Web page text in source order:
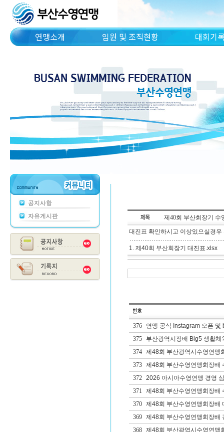
연맹소개 임원 및 조직현황 대회기
공지사항
자유게시판
제40회 부산회장기 수
대진표 확인하시고 이상있으실경
1. 제40회 부산회장기 대진표.xlsx
376
연맹 공식 Instagram 오픈 및
375
부산광역시장배 Big5 생활체
374
제48회 부산광역시수영연맹
373
제48회 부산수영연맹회장배
372
2026 아시아수영연맹 경영
371
제48회 부산수영연맹회장배
370
제48회 부산수영연맹회장배
369
제48회 부산수영연맹회장배
368
제48회 부산광역시수영연맹